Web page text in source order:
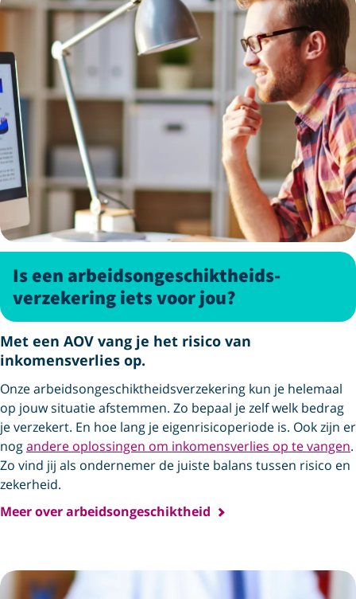
Is een arbeids­ongeschiktheids­
verzekering iets voor jou?
Met een AOV vang je het risico van
inkomensverlies op.
Onze arbeids­ongeschiktheids­verzekering kun je helemaal
op jouw situatie afstemmen. Zo bepaal je zelf welk bedrag
je verzekert. En hoe lang je eigenrisicoperiode is. Ook zijn er
nogandere oplossingen om inkomensverlies op te vangen.
Zo vind jij als ondernemer de juiste balans tussen risico en
zekerheid.
Meer over arbeidsongeschiktheid